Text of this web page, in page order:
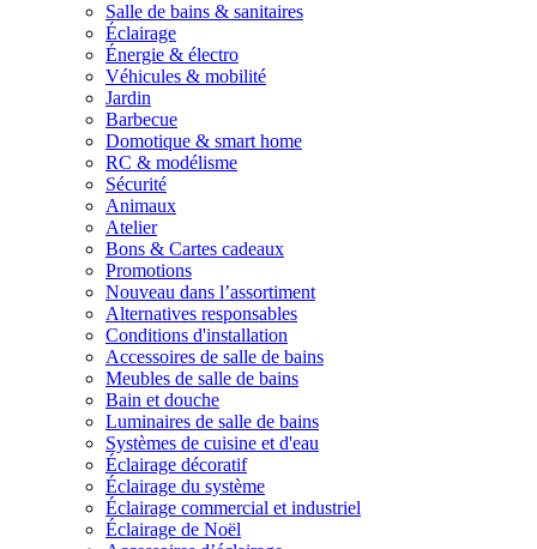
Salle de bains & sanitaires
Éclairage
Énergie & électro
Véhicules & mobilité
Jardin
Barbecue
Domotique & smart home
RC & modélisme
Sécurité
Animaux
Atelier
Bons & Cartes cadeaux
Promotions
Nouveau dans l’assortiment
Alternatives responsables
Conditions d'installation
Accessoires de salle de bains
Meubles de salle de bains
Bain et douche
Luminaires de salle de bains
Systèmes de cuisine et d'eau
Éclairage décoratif
Éclairage du système
Éclairage commercial et industriel
Éclairage de Noël